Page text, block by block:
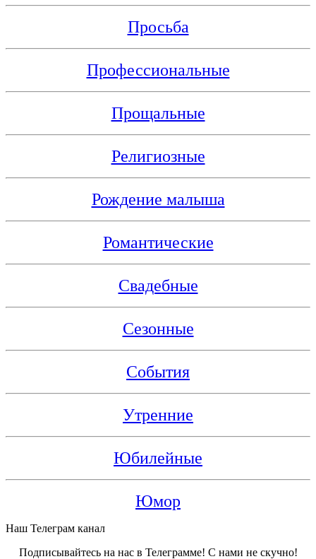
Просьба
Профессиональные
Прощальные
Религиозные
Рождение малыша
Романтические
Свадебные
Сезонные
События
Утренние
Юбилейные
Юмор
Наш Телеграм канал
Подписывайтесь на нас в Телеграмме! С нами не скучно!